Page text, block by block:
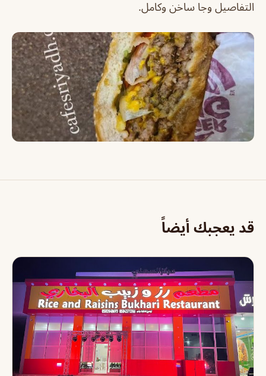
التفاصيل وجا ساخن وكامل.
قد يعجبك أيضاً